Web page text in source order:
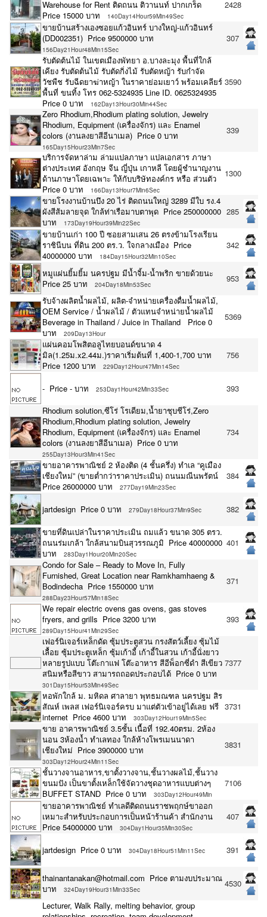
Warehouse for Rent ติดถนน ติวานนท์ ปากเกร็ด
Price 15000 บาท
140Day14Hour59Min49Sec
2428
ขายบ้านสร้างเองซอยแก้วอินทร์ บางใหญ่-แก้วอินทร์
(DD002351) Price 9500000 บาท
156Day21Hour48Min15Sec
307
รับตัดต้นไม้ ในเขตเมืองพัทยา อ.บางละมุง พื้นที่ใกล้
เคียง รับตัดต้นไม้ รับตัดกิ่งไม้ รับตัดหญ้า รับกำจัด
วัชพืช รับฉีดยาฆ่าหญ้า ในราคาย่อมเยาว์ พร้อมเคลียร์
พื้นที่ ขนทิ้ง โทร 062-5324935 Line ID. 0625324935
Price 0 บาท
162Day13Hour30Min44Sec
3590
Zero Rhodium,Rhodium plating solution, Jewelry
Rhodium, Equipment (เครื่องจักร) และ Enamel
colors (งานลงยาสีอีนาเมล) Price 0 บาท
165Day15Hour23Min7Sec
339
บริการจัดหาล่าม ล่ามแปลภาษา แปลเอกสาร ภาษา
ต่างประเทศ อังกฤษ จีน ญี่ปุ่น เกาหลี โดยผู้ชำนาญงาน
ด้านภาษาโดยเฉพาะ ให้กับบริษัทองค์กร หรือ ส่วนตัว
Price 0 บาท
166Day13Hour7Min6Sec
1300
ขายโรงงานบ้านบึง 20 ไร่ ติดถนนใหญ่ 3289 มีใบ รง.4
ผังสีส้มลายจุด ใกล้ท่าเรือมาบตาพุด Price 250000000
บาท
173Day19Hour39Min22Sec
285
ขายบ้านเก่า 100 ปี ซอยสามเสน 26 ตรงข้ามโรงเรียน
ราชินีบน ที่ดิน 200 ตร.ว. ใจกลางเมือง Price
40000000 บาท
184Day15Hour32Min10Sec
342
หมูแผ่นยิ้มยิ้ม นครปฐม มีน้ำจิ้ม-น้ำพริก ขายด้วยนะ
Price 25 บาท
204Day18Min53Sec
953
รับจ้างผลิตน้ำผลไม้, ผลิต-จำหน่ายเครื่องดื่มน้ำผลไม้,
OEM Service / น้ำผลไม้ / ตัวแทนจำหน่ายน้ำผลไม้
Beverage in Thailand / Juice in Thailand Price 0
บาท
209Day13Hour
5369
แผ่นคอมโพสิตอลูไทยบอนด์ขนาด 4
มิล(1.25ม.x2.44ม.)ราคาเริ่มต้นที่ 1,400-1,700 บาท
Price 1200 บาท
229Day12Hour47Min14Sec
756
- Price - บาท 253Day1Hour42Min33Sec
393
Rhodium solution,ซีโร่ โรเดียม,น้ำยาชุบชีโร่,Zero
Rhodium,Rhodium plating solution, Jewelry
Rhodium, Equipment (เครื่องจักร) และ Enamel
colors (งานลงยาสีอีนาเมล) Price 0 บาท
255Day13Hour3Min41Sec
734
ขายอาคารพาณิชย์ 2 ห้องติด (4 ชั้นครึ่ง) ทำเล “คูเมือง
เชียงใหม่” (ขายต่ำกว่าราคาประเมิน) ถนนมณีนพรัตน์
Price 26000000 บาท
277Day19Min23Sec
384
jartdesign Price 0 บาท 279Day18Hour37Min9Sec
382
ขายที่ดินเปล่าในราคาประเมิน ถมแล้ว ขนาด 305 ตรว.
ถนนร่มเกล้า ใกล้สนามบินสุวรรณภูมิ Price 40000000
บาท
283Day1Hour20Min20Sec
401
Condo for Sale – Ready to Move In, Fully
Furnished, Great Location near Ramkhamhaeng &
Bodindecha Price 1550000 บาท
288Day23Hour57Min18Sec
371
We repair electric ovens gas ovens, gas stoves
fryers, and grills Price 3200 บาท
289Day15Hour41Min29Sec
393
เฟอร์นิเจอร์เหล็กดัด ซุ้มประตูสวน กรงสัตว์เลี้ยง ซุ้มไม้
เลื้อย ซุ้มประตูเหล็ก ซุ้มเก้าอี้ เก้าอี้ในสวน เก้าอี้นั่งยาว
หลายรูปแบบ โต๊ะกาแฟ โต๊ะอาหาร สีอีพ็อกซี่ดำ สีเขียว
สนิมหรือสีขาว สามารถถอดประกอบได้ Price 0 บาท
301Day15Hour53Min49Sec
7377
หอพักใกล้ ม. มหิดล ศาลายา พุทธมณฑล นครปฐม สิร
สัณห์ เพลส เฟอร์นิเจอร์ครบ มาแต่ตัวเข้าอยู่ได้เลย ฟรี
internet Price 4600 บาท
303Day12Hour19Min5Sec
3731
ขาย อาคารพาณิชย์ 3.5ชั้น เนื้อที่ 192.40ตรม. 2ห้อง
นอน 3ห้องน้ำ ทำเลทอง ใกล้ห้างโพรเมนนาดา
เชียงใหม่ Price 3900000 บาท
303Day12Hour24Min11Sec
3831
ชั้นวางจานอาหาร,ขาตั้งวางจาน,ชั้นวางผลไม้,ชั้นวาง
ขนมปัง เป็นขาตั้งเหล็กใช้จัดวางชุดอาหารแบบต่างๆ
BUFFET STAND Price 0 บาท
303Day12Hour49Min
7106
ขายอาคารพาณิชย์ ทำเลดีติดถนนราชพฤกษ์ขาออก
เหมาะสำหรับประกอบการเป็นหน้าร้านค้า สำนักงาน
Price 54000000 บาท
304Day1Hour35Min30Sec
407
jartdesign Price 0 บาท 304Day18Hour51Min11Sec 391
thainantanakan@hotmail.com Price ตามงบประมาณ
บาท
324Day19Hour31Min33Sec
4530
Lecturer, Walk Rally, melting behavior, group